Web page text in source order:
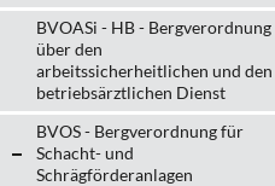
BVOASi - HB - Bergverordnung
über den
arbeitssicherheitlichen und den
betriebsärztlichen Dienst
BVOS - Bergverordnung für
Schacht- und
Schrägförderanlagen